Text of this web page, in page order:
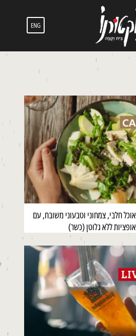
ENG
אוכל חלבי, צמחוני וטבעוני משובח, עם
אופציות ללא גלוטן (כשר)